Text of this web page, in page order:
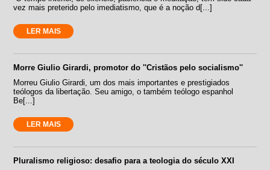
vez mais preterido pelo imediatismo, que é a noção d[...]
LER MAIS
Morre Giulio Girardi, promotor do ''Cristãos pelo socialismo''
Morreu Giulio Girardi, um dos mais importantes e prestigiados
teólogos da libertação. Seu amigo, o também teólogo espanhol
Be[...]
LER MAIS
Pluralismo religioso: desafio para a teologia do século XXI